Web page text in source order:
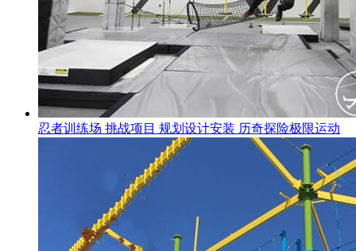
忍者训练场 挑战项目 规划设计安装 历奇探险极限运动